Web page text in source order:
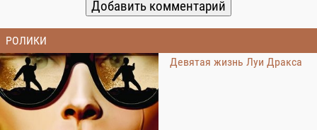
РОЛИКИ
Девятая жизнь Луи Дракса